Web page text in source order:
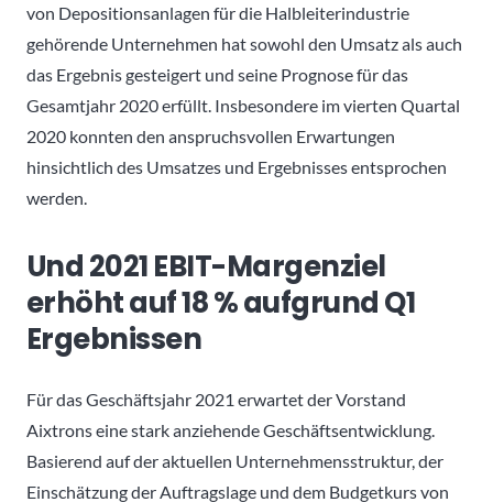
von Depositionsanlagen für die Halbleiterindustrie
gehörende Unternehmen hat sowohl den Umsatz als auch
das Ergebnis gesteigert und seine Prognose für das
Gesamtjahr 2020 erfüllt. Insbesondere im vierten Quartal
2020 konnten den anspruchsvollen Erwartungen
hinsichtlich des Umsatzes und Ergebnisses entsprochen
werden.
Und 2021 EBIT-Margenziel
erhöht auf 18 % aufgrund Q1
Ergebnissen
Für das Geschäftsjahr 2021 erwartet der Vorstand
Aixtrons eine stark anziehende Geschäftsentwicklung.
Basierend auf der aktuellen Unternehmensstruktur, der
Einschätzung der Auftragslage und dem Budgetkurs von